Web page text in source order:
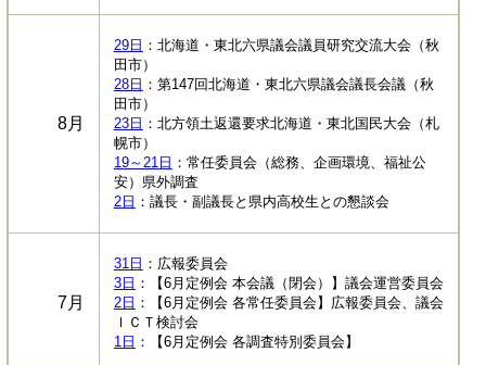
8月
29日 ：北海道・東北六県議会議員研究交流大会（秋
田市）
28日 ：第147回北海道・東北六県議会議長会議（秋
田市）
23日 ：北方領土返還要求北海道・東北国民大会（札
幌市）
19～21日 ：常任委員会（総務、企画環境、福祉公
安）県外調査
2日 ：議長・副議長と県内高校生との懇談会
7月
31日 ：広報委員会
3日 ：【6月定例会 本会議（閉会）】議会運営委員会
2日 ：【6月定例会 各常任委員会】広報委員会、議会
ＩＣＴ検討会
1日 ：【6月定例会 各調査特別委員会】